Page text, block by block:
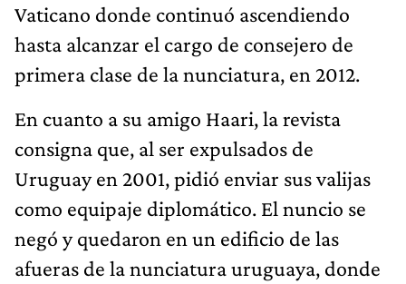
Vaticano donde continuó ascendiendo
hasta alcanzar el cargo de consejero de
primera clase de la nunciatura, en 2012.
En cuanto a su amigo Haari, la revista
consigna que, al ser expulsados de
Uruguay en 2001, pidió enviar sus valijas
como equipaje diplomático. El nuncio se
negó y quedaron en un edificio de las
afueras de la nunciatura uruguaya, donde